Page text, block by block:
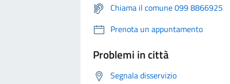
Chiama il comune 099 8866925
Prenota un appuntamento
Problemi in città
Segnala disservizio